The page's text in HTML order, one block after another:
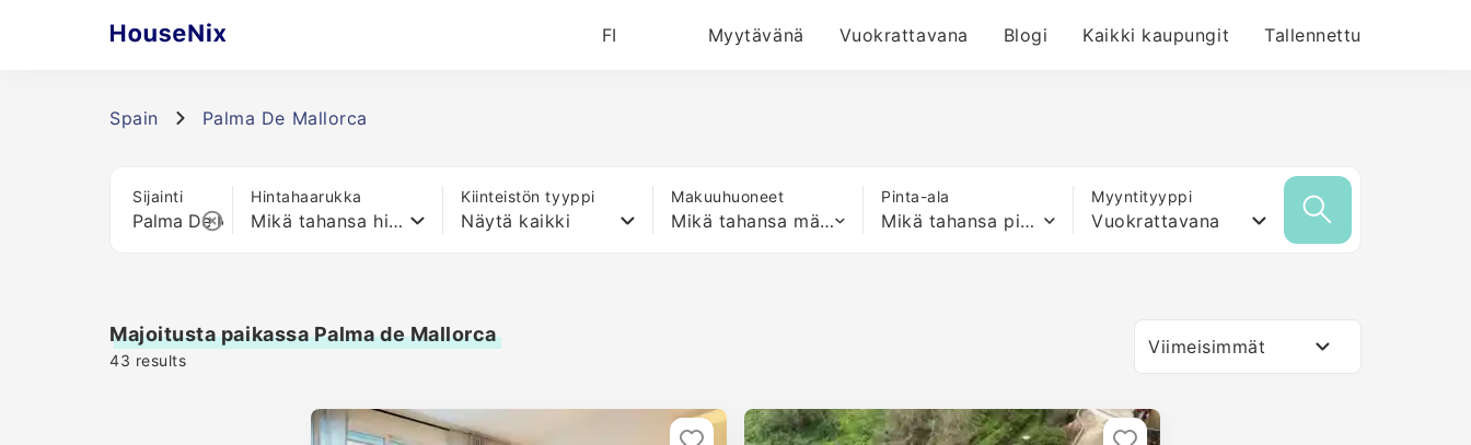
FI Myytävänä Vuokrattavana Blogi Kaikki kaupungit Tallennettu
Spain Palma De Mallorca
Sijainti Hintahaarukka
Mikä tahansa hinta
Kiinteistön tyyppi
Näytä kaikki
Makuuhuoneet
Mikä tahansa määrä sänkyjä
Pinta-ala
Mikä tahansa pinta-ala
Myyntityyppi
Vuokrattavana
Majoitusta paikassa Palma de Mallorca
43 results
Viimeisimmät